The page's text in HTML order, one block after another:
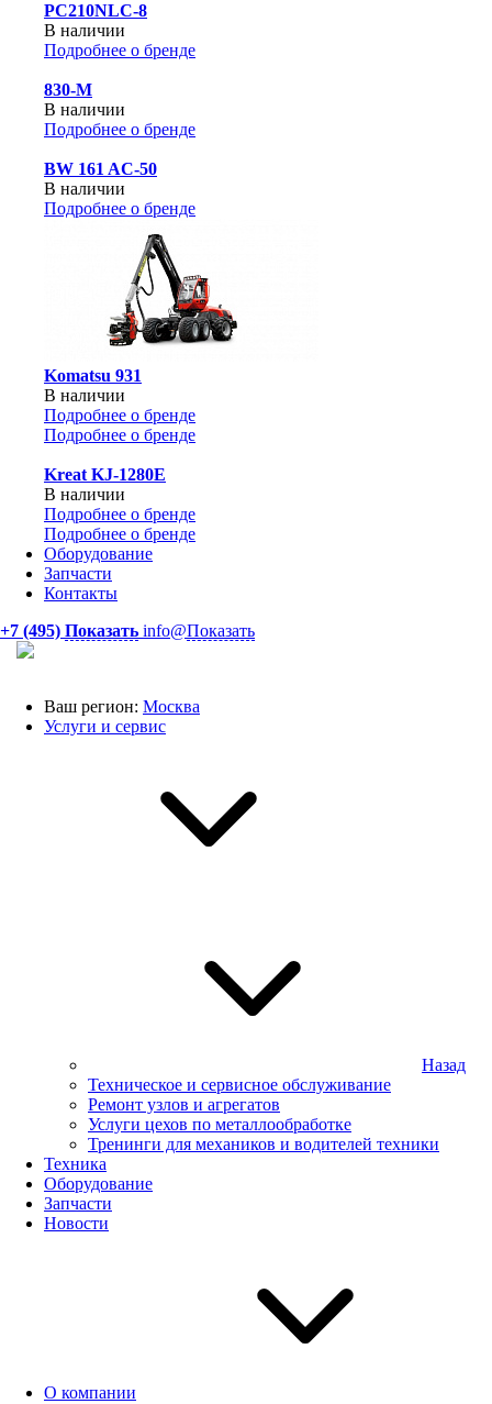
PC210NLC-8
В наличии
Подробнее о бренде
830-М
В наличии
Подробнее о бренде
BW 161 AC-50
В наличии
Подробнее о бренде
Komatsu 931
В наличии
Подробнее о бренде
Подробнее о бренде
Kreat KJ-1280E
В наличии
Подробнее о бренде
Подробнее о бренде
Оборудование
Запчасти
Контакты
+7 (495) Показать info@Показать
Ваш регион: Москва
Услуги и сервис
Назад
Техническое и сервисное обслуживание
Ремонт узлов и агрегатов
Услуги цехов по металлообработке
Тренинги для механиков и водителей техники
Техника
Оборудование
Запчасти
Новости
О компании